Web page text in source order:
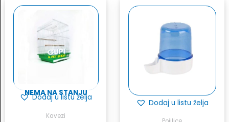
NEMA NA STANJU
Dodaj u listu želja
Kavezi
Dodaj u listu želja